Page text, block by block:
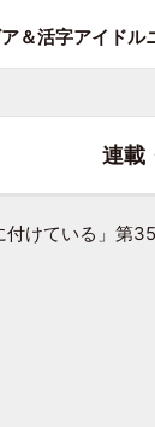
＆活字アイドル
けている」第
連載